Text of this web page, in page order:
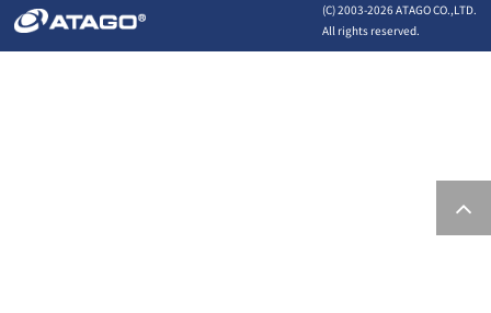
(C) 2003-2026 ATAGO CO.,LTD.
All rights reserved.